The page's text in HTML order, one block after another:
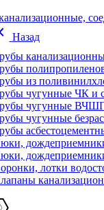
Назад
из
чугунные ЧК и
чугунные ВЧШГ
чугунные
лотки